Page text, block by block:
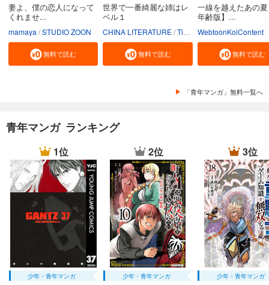
妻よ、僕の恋人になって
くれませ...
mamaya STUDIO ZOON
無料で読む
世界で一番綺麗な姉はレ
ベル１
CHINA LITERATURE Tiankongshu Mangongchang
無料で読む
一線を越えたあの
年齢版】...
WebtoonKoiContent
無料で読む
「青年マンガ」無料一覧へ
青年マンガ ランキング
1位
少年・青年マンガ
2位
少年・青年マンガ
3位
少年・青年マンガ